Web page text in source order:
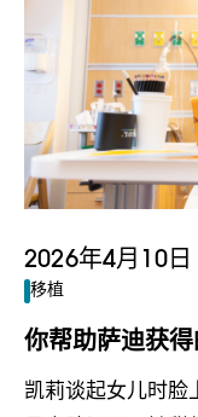
2026年4月10日
移植
你帮助萨迪获
凯莉谈起女儿时脸